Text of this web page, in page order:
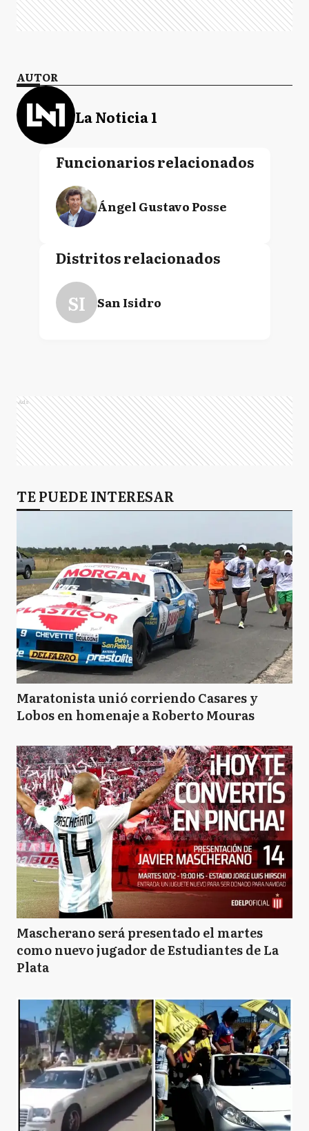
AUTOR
La Noticia 1
Funcionarios relacionados
Ángel Gustavo Posse
Distritos relacionados
SI San Isidro
Ads
TE PUEDE INTERESAR
Maratonista unió corriendo Casares y
Lobos en homenaje a Roberto Mouras
Mascherano será presentado el martes
como nuevo jugador de Estudiantes de La
Plata